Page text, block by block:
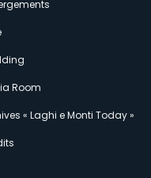
Room
« Laghi e Monti Today »